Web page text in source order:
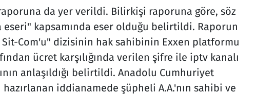
da yer verildi. Bilirkişi raporuna göre, söz
eseri" kapsamında eser olduğu belirtildi. Raporun
Sit-Com'u" dizisinin hak sahibinin Exxen platformu
ücret karşılığında verilen şifre ile iptv kanalı
anlaşıldığı belirtildi. Anadolu Cumhuriyet
hazırlanan iddianamede şüpheli A.A.'nın sahibi ve